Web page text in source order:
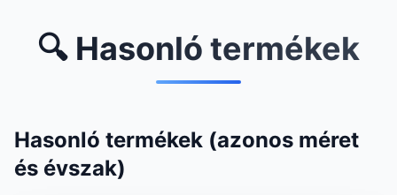
🔍 Hasonló termékek
Hasonló termékek (azonos méret
és évszak)